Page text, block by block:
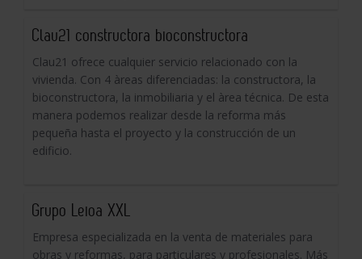
Clau21 constructora bioconstructora
Clau21 ofrece cualquier servicio relacionado con la
vivienda. Con 4 àreas diferenciadas: la constructora, la
bioconstructora, la inmobiliaria y el àrea técnica. De esta
manera podemos realizar desde la reforma más
pequeña hasta el proyecto y la construcción de un
edificio.
Grupo Leioa XXL
Empresa especializada en la venta de materiales para
obras y reformas, para particulares y profesionales. Más